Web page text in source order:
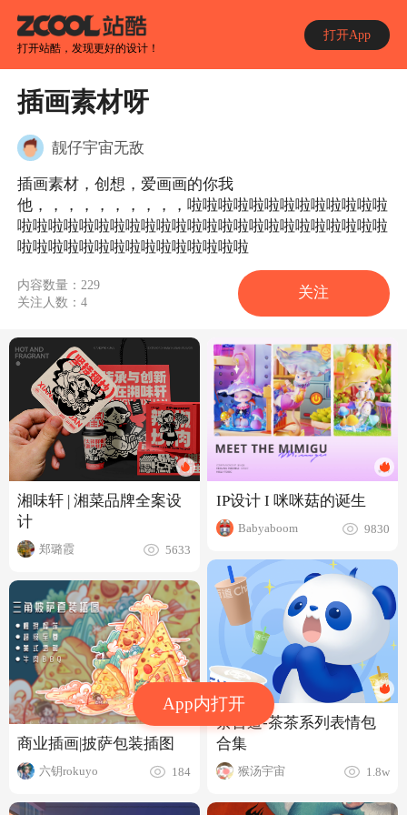
打开站酷，发现更好的设计！
打开App
App内打开
插画素材呀
靓仔宇宙无敌
插画素材，创想，爱画画的你我
他，，，，，，，，，，啦啦啦啦啦啦啦啦啦啦啦啦啦
啦啦啦啦啦啦啦啦啦啦啦啦啦啦啦啦啦啦啦啦啦啦啦啦
啦啦啦啦啦啦啦啦啦啦啦啦啦啦啦
内容数量： 229
关注人数：4
关注
湘味轩 | 湘菜品牌全案设
计
郑璐霞 5633
商业插画|披萨包装插图
六钥rokuyo 184
IP设计 I 咪咪菇的诞生
Babyaboom 9830
茶百道-茶茶系列表情包
合集
猴汤宇宙 1.8w